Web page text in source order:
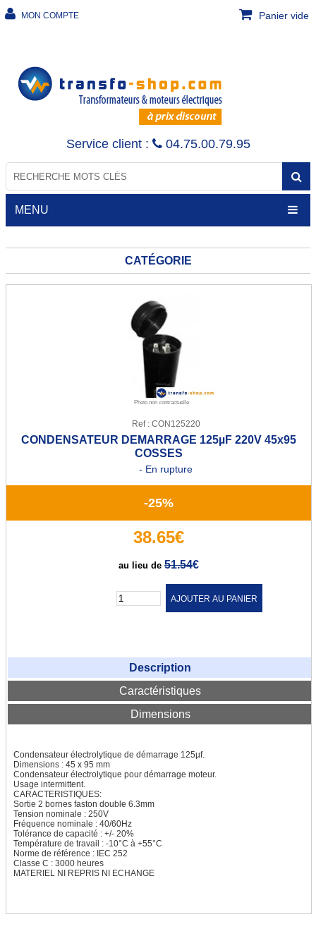
MON COMPTE
Service client : 04.75.00.79.95
MENU
TRANSFORMATEURS
Transfo de sécurité 12 ou 24 V
Transfo de sécurité 24 ou 48 V
Transfo d'isolement
Transfo d'isolement 230V
Transfo pour circuit imprimé
Autotransfo US 230V / 115V
Autotransfo US 115V / 230V
TRANSFO TRIPHASE
Transfo Tri 400/400V
Transfo Tri 400/230V
Transfo Tri 230-400/24-42V
TRANSFO TRI / MONO
CATÉGORIE
Photo non contractuelle
Ref : CON125220
CONDENSATEUR DEMARRAGE 125µF 220V 45x95
COSSES
- En rupture
-25%
38.65€
au lieu de 51.54€
Description
Caractéristiques
Dimensions
Condensateur électrolytique de démarrage 125µf.
Dimensions : 45 x 95 mm
Condensateur électrolytique pour démarrage moteur.
Usage intermittent.
CARACTERISTIQUES:
Sortie 2 bornes faston double 6.3mm
Tension nominale : 250V
Fréquence nominale : 40/60Hz
Tolérance de capacité : +/- 20%
Température de travail : -10°C à +55°C
Norme de référence : IEC 252
Classe C : 3000 heures
MATERIEL NI REPRIS NI ECHANGE
Panier vide